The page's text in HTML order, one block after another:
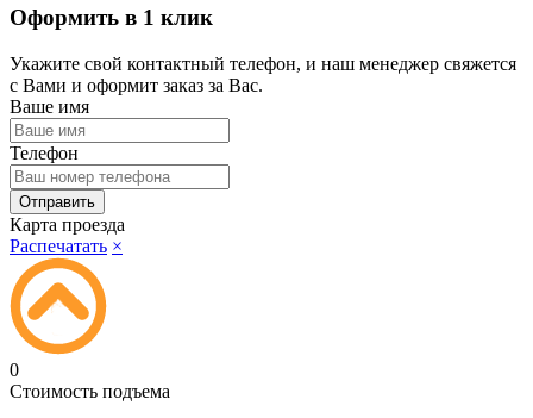
Оформить в 1 клик
Укажите свой контактный телефон, и наш менеджер свяжется
с Вами и оформит заказ за Вас.
Ваше имя
Телефон
Карта проезда
Распечатать ×
0
Стоимость подъема